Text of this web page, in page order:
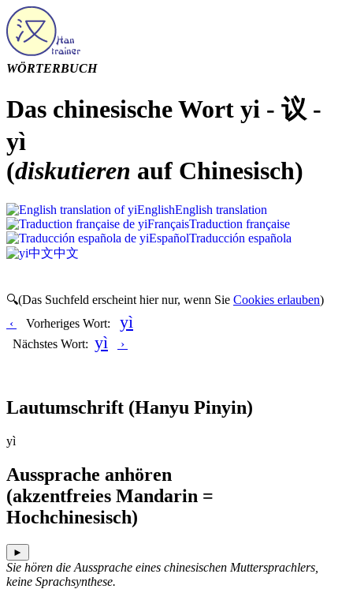
WÖRTERBUCH
Das chinesische Wort yi - 议 -
yì
(diskutieren auf Chinesisch)
EnglishEnglish translation
FrançaisTraduction française
EspañolTraducción española
中文中文
🔍(Das Suchfeld erscheint hier nur, wenn Sie Cookies erlauben)
‹
Vorheriges Wort: yì
Nächstes Wort: yì ›
Lautumschrift (Hanyu Pinyin)
yì
Aussprache anhören
(akzentfreies Mandarin =
Hochchinesisch)
►
Sie hören die Aussprache eines chinesischen Muttersprachlers,
keine Sprachsynthese.